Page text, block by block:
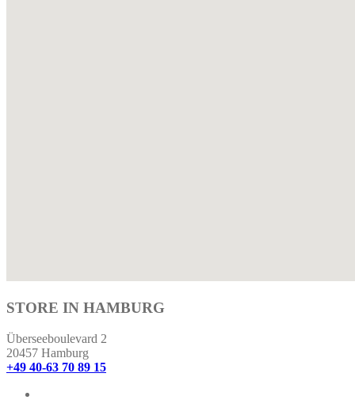
STORE IN HAMBURG
Überseeboulevard 2
20457 Hamburg
+49 40-63 70 89 15